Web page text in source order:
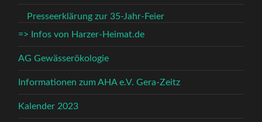
Presseerklärung zur 35-Jahr-Feier
=> Infos von Harzer-Heimat.de
AG Gewässerökologie
Informationen zum AHA e.V. Gera-Zeitz
Kalender 2023